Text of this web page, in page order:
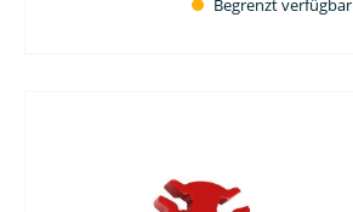
Begrenzt verfügbar